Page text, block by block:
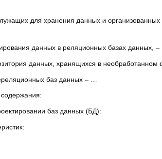
для хранения данных и
данных в реляционных базах данных, –
данных, хранящихся в необработанном
баз данных – …
содержания:
баз данных (БД):